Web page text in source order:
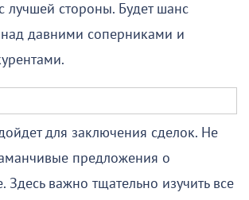
лучшей стороны. Будет шанс
давними соперниками и
для заключения сделок. Не
предложения о
Здесь важно тщательно изучить все